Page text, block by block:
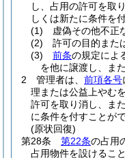
し、占用の許可を取
しくは新たに条件を
(1)
虚偽その他不正
(2)
許可の目的また
(3)
前条の規定によ
を他に譲渡し、ま
2
管理者は、 前項各号
理または公益上やむ
許可を取り消し、ま
に条件を付すことがで
(原状回復)
第28条
第22条の占用
占用物件を設けるこ